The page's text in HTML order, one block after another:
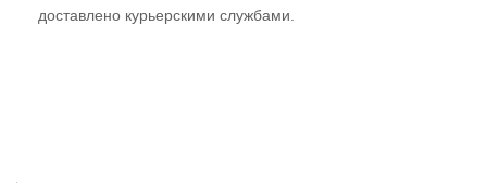
доставлено курьерскими службами.